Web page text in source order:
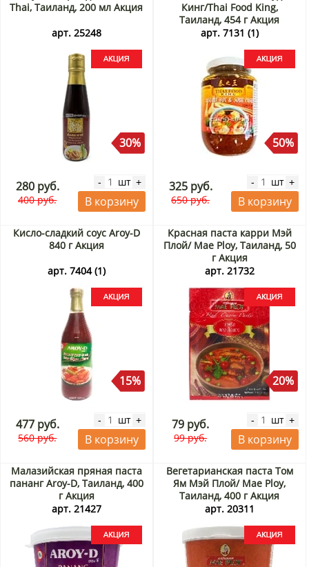
Thai, Таиланд, 200 мл Акция
арт. 25248
30%
280 руб.
400 руб.
- шт +
В корзину
Кинг/Thai Food King,
Таиланд, 454 г Акция
арт. 7131 (1)
50%
325 руб.
650 руб.
- шт +
В корзину
Кисло-сладкий соус Aroy-D
840 г Акция
арт. 7404 (1)
15%
477 руб.
560 руб.
- шт +
В корзину
Красная паста карри Мэй
Плой/ Mae Ploy, Таиланд, 50
г Акция
арт. 21732
20%
79 руб.
99 руб.
- шт +
В корзину
Малазийская пряная паста
пананг Aroy-D, Таиланд, 400
г Акция
арт. 21427
Вегетарианская паста Том
Ям Мэй Плой/ Mae Ploy,
Таиланд, 400 г Акция
арт. 20311